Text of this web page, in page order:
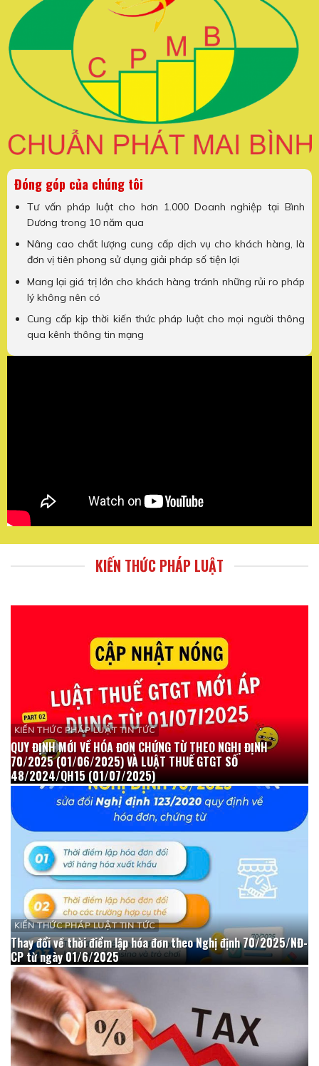
Đóng góp của chúng tôi
Tư vấn pháp luật cho hơn 1.000 Doanh nghiệp tại Bình
Dương trong 10 năm qua
Nâng cao chất lượng cung cấp dịch vụ cho khách hàng, là
đơn vị tiên phong sử dụng giải pháp số tiện lợi
Mang lại giá trị lớn cho khách hàng tránh những rủi ro pháp
lý không nên có
Cung cấp kịp thời kiến thức pháp luật cho mọi người thông
qua kênh thông tin mạng
KIẾN THỨC PHÁP LUẬT
KIẾN THỨC PHÁP LUẬT TIN TỨC
QUY ĐỊNH MỚI VỀ HÓA ĐƠN CHỨNG TỪ THEO NGHỊ ĐỊNH
70/2025 (01/06/2025) VÀ LUẬT THUẾ GTGT SỐ
48/2024/QH15 (01/07/2025)
KIẾN THỨC PHÁP LUẬT TIN TỨC
Thay đổi về thời điểm lập hóa đơn theo Nghị định 70/2025/NĐ-
CP từ ngày 01/6/2025